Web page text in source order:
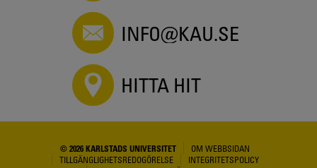
INFO@KAU.SE
HITTA HIT
© 2026 KARLSTADS UNIVERSITET
OM WEBBSIDAN
TILLGÄNGLIGHETSREDOGÖRELSE
INTEGRITETSPOLICY